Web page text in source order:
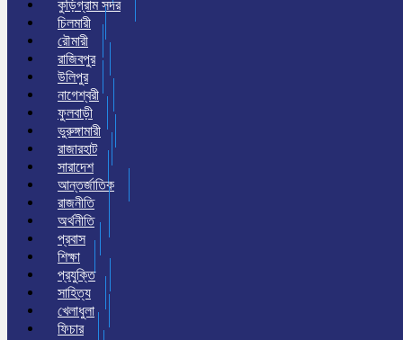
কুড়িগ্রাম সদর
চিলমারী
রৌমারী
রাজিবপুর
উলিপুর
নাগেশ্বরী
ফুলবাড়ী
ভুরুঙ্গামারী
রাজারহাট
সারাদেশ
আন্তর্জাতিক
রাজনীতি
অর্থনীতি
প্রবাস
শিক্ষা
প্রযুক্তি
সাহিত্য
খেলাধুলা
ফিচার